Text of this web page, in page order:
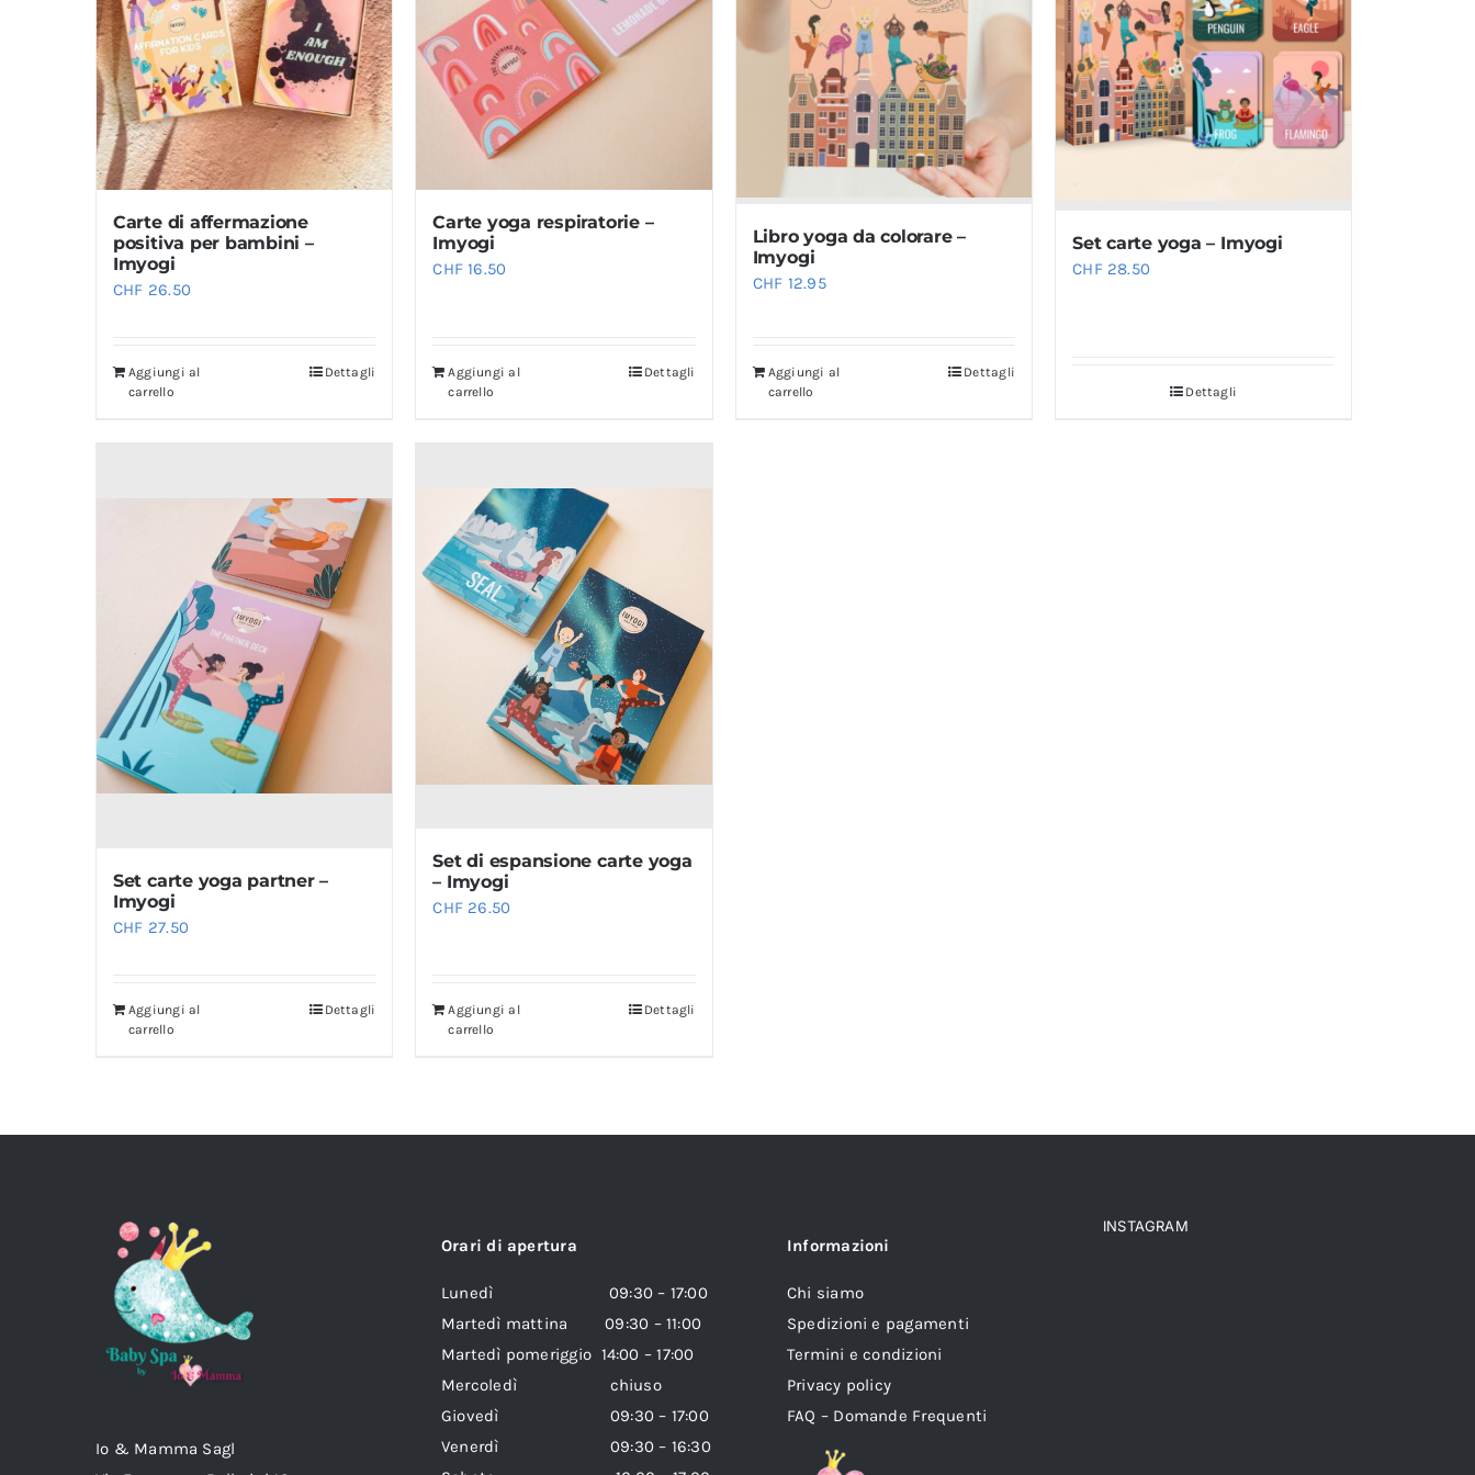
Carte di affermazione
positiva per bambini –
Imyogi
CHF 26.50
Aggiungi al
carrello
Dettagli
Carte yoga respiratorie –
Imyogi
CHF 16.50
Aggiungi al
carrello
Dettagli
Libro yoga da colorare –
Imyogi
CHF 12.95
Aggiungi al
carrello
Dettagli
Set carte yoga – Imyogi
CHF28.50
Dettagli
Set carte yoga partner –
Imyogi
CHF 27.50
Aggiungi al
carrello
Dettagli
Set di espansione carte yoga
– Imyogi
CHF 26.50
Aggiungi al
carrello
Dettagli
Io & Mamma Sagl
Orari di apertura
Lunedì 09:30 – 17:00
Martedì mattina 09:30 – 11:00
Martedì pomeriggio 14:00 – 17:00
Mercoledì chiuso
Giovedì 09:30 – 17:00
Venerdì 09:30 – 16:30
Informazioni
Chi siamo
Spedizioni e pagamenti
Termini e condizioni
Privacy policy
FAQ – Domande Frequenti
INSTAGRAM